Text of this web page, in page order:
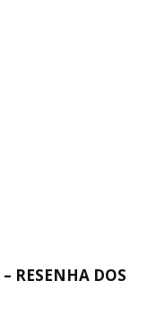
RESENHA DOS